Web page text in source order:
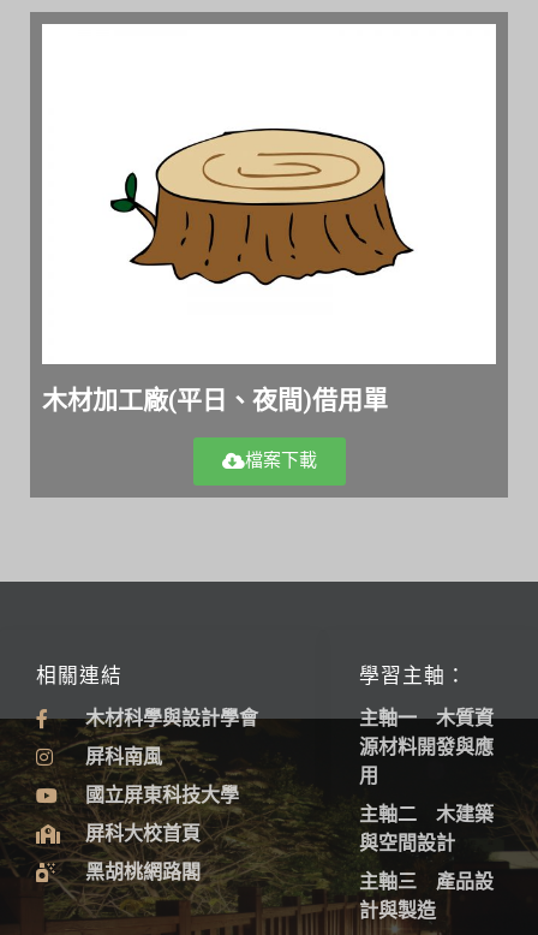
木材加工廠(平日、夜間)借用單
檔案下載
學習主軸：
主軸一 木質資
源材料開發與應
用
主軸二 木建築
與空間設計
主軸三 產品設
計與製造
相關連結
木材科學與設計學會
屏科南風
國立屏東科技大學
屏科大校首頁
黑胡桃網路閣